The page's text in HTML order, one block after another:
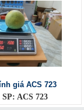
giá ACS 723
ACS 723